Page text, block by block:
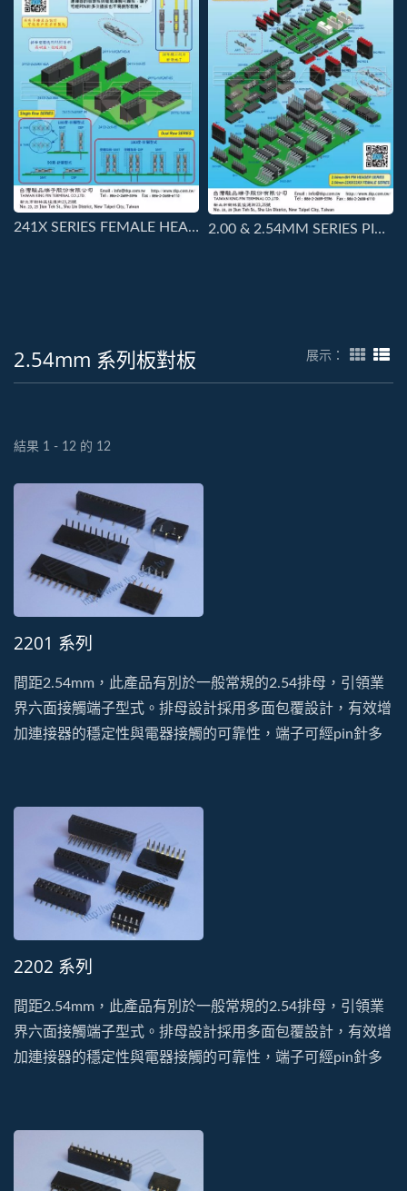
241X SERIES FEMALE HEADER 2.00 & 2.54MM SERIES PIN & FEMALE HEADERS
2.54mm 系列板對板 展示：
結果 1 - 12 的 12
2201 系列
間距2.54mm，此產品有別於一般常規的2.54排母，引領業
界六面接觸端子型式。排母設計採用多面包覆設計，有效增
加連接器的穩定性與電器接觸的可靠性，端子可經pin針多
2202 系列
間距2.54mm，此產品有別於一般常規的2.54排母，引領業
界六面接觸端子型式。排母設計採用多面包覆設計，有效增
加連接器的穩定性與電器接觸的可靠性，端子可經pin針多